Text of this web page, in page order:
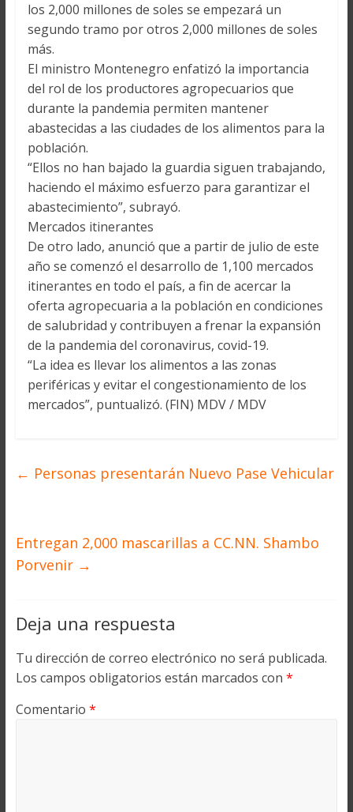
los 2,000 millones de soles se empezará un
segundo tramo por otros 2,000 millones de soles
más.
El ministro Montenegro enfatizó la importancia
del rol de los productores agropecuarios que
durante la pandemia permiten mantener
abastecidas a las ciudades de los alimentos para la
población.
“Ellos no han bajado la guardia siguen trabajando,
haciendo el máximo esfuerzo para garantizar el
abastecimiento”, subrayó.
Mercados itinerantes
De otro lado, anunció que a partir de julio de este
año se comenzó el desarrollo de 1,100 mercados
itinerantes en todo el país, a fin de acercar la
oferta agropecuaria a la población en condiciones
de salubridad y contribuyen a frenar la expansión
de la pandemia del coronavirus, covid-19.
“La idea es llevar los alimentos a las zonas
periféricas y evitar el congestionamiento de los
mercados”, puntualizó. (FIN) MDV / MDV
← Personas presentarán Nuevo Pase Vehicular
Entregan 2,000 mascarillas a CC.NN. Shambo
Porvenir →
Deja una respuesta
Tu dirección de correo electrónico no será publicada.
Los campos obligatorios están marcados con *
Comentario *